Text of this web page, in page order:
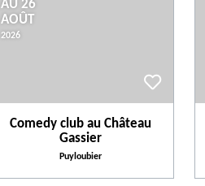
AU 26
AOÛT
2026
Comedy club au Château
Gassier
Puyloubier